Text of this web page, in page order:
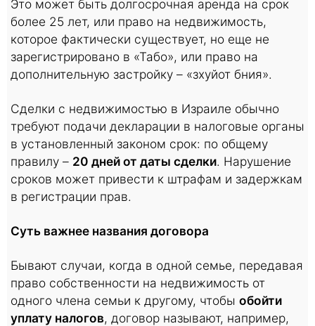
Это может быть долгосрочная аренда на срок
более 25 лет, или право на недвижимость,
которое фактически существует, но еще не
зарегистрировано в «Табо», или право на
дополнительную застройку – «зхуйот бния».
Сделки с недвижимостью в Израиле обычно
требуют подачи декларации в налоговые органы
в установленный законом срок: по общему
правилу – 20 дней от даты сделки. Нарушение
сроков может привести к штрафам и задержкам
в регистрации прав.
Суть важнее названия договора
Бывают случаи, когда в одной семье, передавая
право собственности на недвижимость от
одного члена семьи к другому, чтобы обойти
уплату налогов, договор называют, например,